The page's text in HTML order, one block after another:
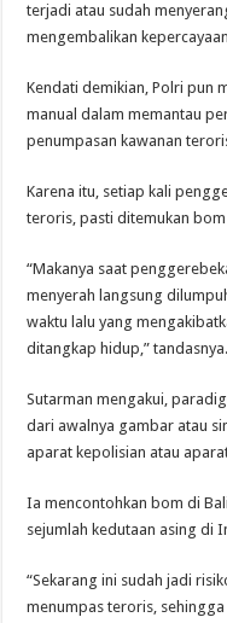
terjadi atau sudah
mengembalikan
Kendati demikian, Polri pun
manual dalam memantau
penumpasan kawanan
Karena itu, setiap kali
teroris, pasti ditemukan
“Makanya saat
menyerah langsung
waktu lalu yang
ditangkap hidup,” tandasnya.
Sutarman mengakui,
dari awalnya gambar atau
aparat kepolisian atau
Ia mencontohkan bom di
sejumlah kedutaan asing di
“Sekarang ini sudah jadi
menumpas teroris,